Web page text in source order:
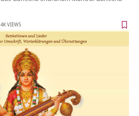
VIEWS